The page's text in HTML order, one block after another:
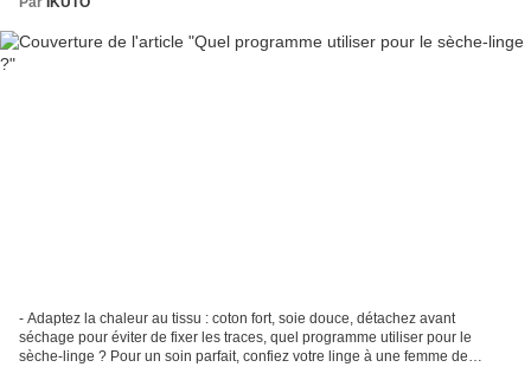
- Adaptez la chaleur au tissu : coton fort, soie douce, détachez avant
séchage pour éviter de fixer les traces, quel programme utiliser pour le
sèche-linge ? Pour un soin parfait, confiez votre linge à une femme de